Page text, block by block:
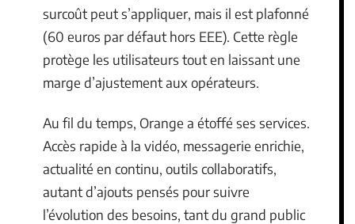
surcoût peut s’appliquer, mais il est plafonné
(60 euros par défaut hors EEE). Cette règle
protège les utilisateurs tout en laissant une
marge d’ajustement aux opérateurs.
Au fil du temps, Orange a étoffé ses services.
Accès rapide à la vidéo, messagerie enrichie,
actualité en continu, outils collaboratifs,
autant d’ajouts pensés pour suivre
l’évolution des besoins, tant du grand public